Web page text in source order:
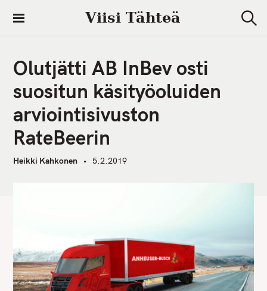
i
Viisi Tähteä
e
Olutjätti AB InBev osti
suositun käsityöoluiden
arviointisivuston
RateBeerin
Heikki Kahkonen 5.2.2019